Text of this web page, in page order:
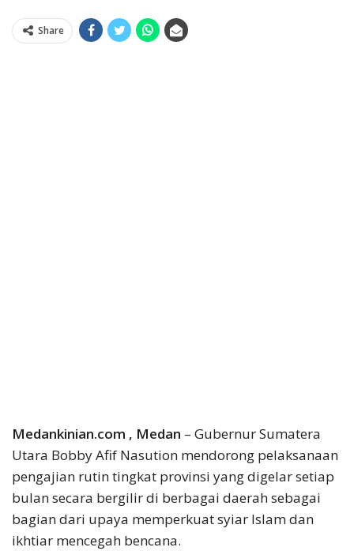
Share
Medankinian.com , Medan – Gubernur Sumatera
Utara Bobby Afif Nasution mendorong pelaksanaan
pengajian rutin tingkat provinsi yang digelar setiap
bulan secara bergilir di berbagai daerah sebagai
bagian dari upaya memperkuat syiar Islam dan
ikhtiar mencegah bencana.